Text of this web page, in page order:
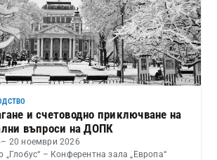
и счетоводно приключване на
въпроси на ДОПК
– 20 ноември 2026
„Глобус“ – Конферентна зала „Европа“